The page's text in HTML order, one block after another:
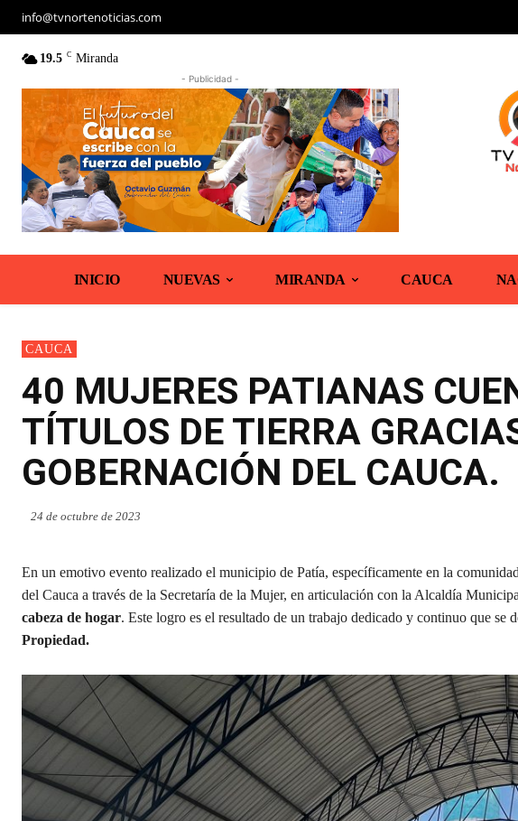
info@tvnortenoticias.com
19.5 C Miranda
- Publicidad -
INICIO NUEVAS MIRANDA CAUCA
CAUCA
40 MUJERES PATIANAS
TÍTULOS DE TIERRA
GOBERNACIÓN DEL CAUCA.
24 de octubre de 2023
En un emotivo evento realizado el municipio de Patía, específicamente en la
del Cauca a través de la Secretaría de la Mujer, en articulación con la Alcaldía
cabeza de hogar. Este logro es el resultado de un trabajo dedicado y continuo que se
Propiedad.